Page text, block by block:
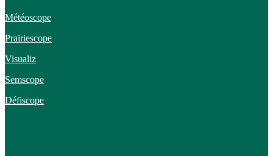
Météoscope
Prairiescope
Visualiz
Semscope
Défiscope